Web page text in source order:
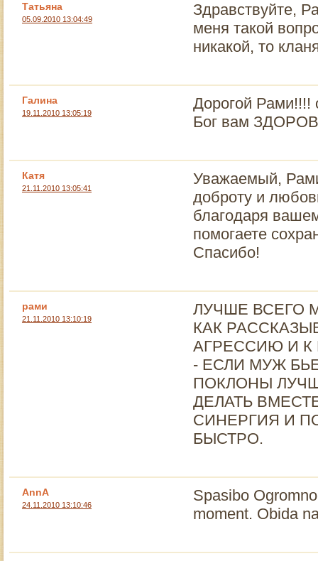
Татьяна
05.09.2010 13:04:49
Здравствуйте,
меня такой
никакой, то
Галина
19.11.2010 13:05:19
Дорогой Рами!!!!
Бог вам
Катя
21.11.2010 13:05:41
Уважаемый,
доброту и
благодаря
помогаете
Спасибо!
рами
21.11.2010 13:10:19
ЛУЧШЕ ВСЕГО
КАК
АГРЕССИЮ И
- ЕСЛИ МУЖ
ПОКЛОНЫ
ДЕЛАТЬ
СИНЕРГИЯ И
БЫСТРО.
AnnA
24.11.2010 13:10:46
Spasibo
moment. Obida